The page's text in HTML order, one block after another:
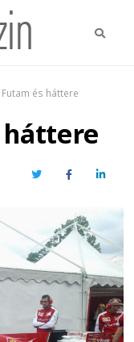
Futam és háttere
háttere
TwitterFacebook